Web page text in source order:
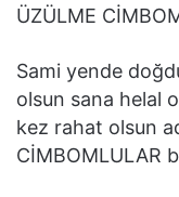
ÜZÜLME
Sami yende
olsun sana helal
kez rahat olsun
CİMBOMLULAR